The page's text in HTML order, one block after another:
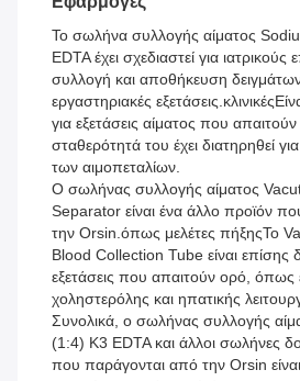
Το σωλήνα συλλογής αίματος
EDTA έχει σχεδιαστεί για ιατρικούς
συλλογή και αποθήκευση
εργαστηριακές
για εξετάσεις αίματος που απαιτούν
σταθερότητά του έχει διατηρηθεί
των αιμοπεταλίων.
Ο σωλήνας συλλογής αίματος
Separator είναι ένα άλλο προϊόν
την Orsin.όπως μελέτες πήξηςΤο
Blood Collection Tube είναι επίσης
εξετάσεις που απαιτούν ορό, όπως
χοληστερόλης και ηπατικής
Συνολικά, ο σωλήνας συλλογής
(1:4) K3 EDTA και άλλοι σωλήνες
που παράγονται από την Orsin είναι